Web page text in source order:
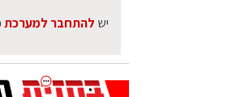
יש להתחבר למערכת